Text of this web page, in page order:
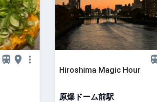
Hiroshima Magic Hour
原爆ドーム前駅